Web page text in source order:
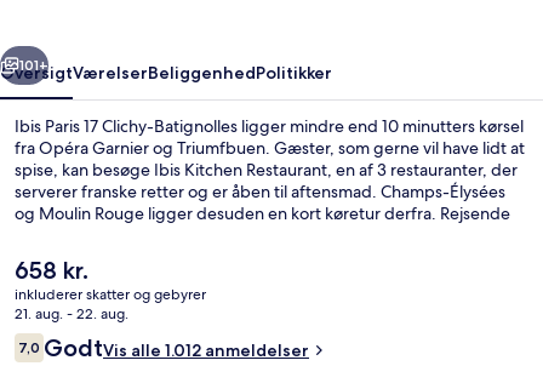
Næste
101+
OversigtVærelserBeliggenhedPolitikker
Ibis Paris 17 Clichy-Batignolles ligger mindre end 10 minutters kørsel
fra Opéra Garnier og Triumfbuen. Gæster, som gerne vil have lidt at
spise, kan besøge Ibis Kitchen Restaurant, en af 3 restauranter, der
serverer franske retter og er åben til aftensmad. Champs-Élysées
og Moulin Rouge ligger desuden en kort køretur derfra. Rejsende
Overnatningsstedet ligger kun en kort gåtur fra offentlig transport:
Porte de Clichy Station ligger 5 minutter væk og Brochant
Metrostation ligger 5 minutter derfra.
Den
nuværende
pris
er
658 kr.
658 kr.
inkluderer skatter og gebyrer
21. aug. - 22. aug.
Anmeldelser
7,07,0 ud af 10.
GodtVis alle 1.012 anmeldelser